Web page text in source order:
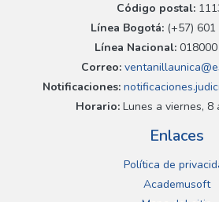
Código postal:
Línea Bogotá:(+57) 601
Línea Nacional:
Correo:
Notificaciones:
Horario:Lunes a viernes, 8
Enlaces
Política de
Academusoft